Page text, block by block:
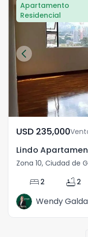
Apartamento
Residencial
USD	235,000
Zona 10, Ciudad de
bed 2 bathtub 2
Wendy